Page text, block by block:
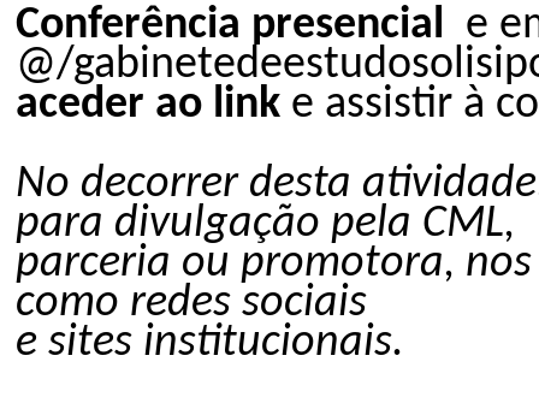
Conferência presencial e
@/
aceder ao link e assistir à
No decorrer desta
para divulgação pela CML,
parceria ou promotora,
como redes sociais
e sites institucionais.